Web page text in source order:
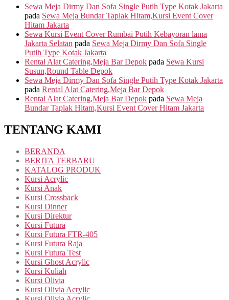
Sewa Meja Dirmy Dan Sofa Single Putih Type Kotak Jakarta
pada Sewa Meja Bundar Taplak Hitam,Kursi Event Cover
Hitam Jakarta
Sewa Kursi Event Cover Rumbai Putih Kebayoran lama
Jakarta Selatan pada Sewa Meja Dirmy Dan Sofa Single
Putih Type Kotak Jakarta
Rental Alat Catering,Meja Bar Depok pada Sewa Kursi
Susun,Round Table Depok
Sewa Meja Dirmy Dan Sofa Single Putih Type Kotak Jakarta
pada Rental Alat Catering,Meja Bar Depok
Rental Alat Catering,Meja Bar Depok pada Sewa Meja
Bundar Taplak Hitam,Kursi Event Cover Hitam Jakarta
TENTANG KAMI
BERANDA
BERITA TERBARU
KATALOG PRODUK
Kursi Acrylic
Kursi Anak
Kursi Crossback
Kursi Dinner
Kursi Direktur
Kursi Futura
Kursi Futura FTR-405
Kursi Futura Raja
Kursi Futura Test
Kursi Ghost Acrylic
Kursi Kuliah
Kursi Olivia
Kursi Olivia Acrylic